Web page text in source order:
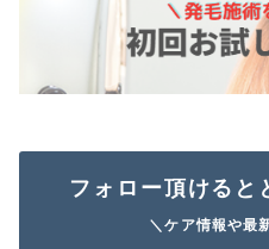
フォロー頂けると
＼ケア情報や最